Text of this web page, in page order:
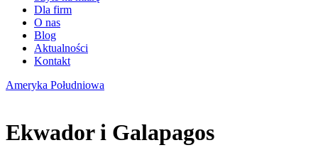
Dla firm
O nas
Blog
Aktualności
Kontakt
Ameryka Południowa
Ekwador i Galapagos